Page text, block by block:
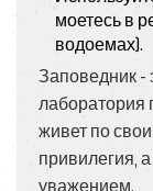
моетесь в
водоемах).
Заповедник -
лаборатория
живет по
привилегия,
уважением.